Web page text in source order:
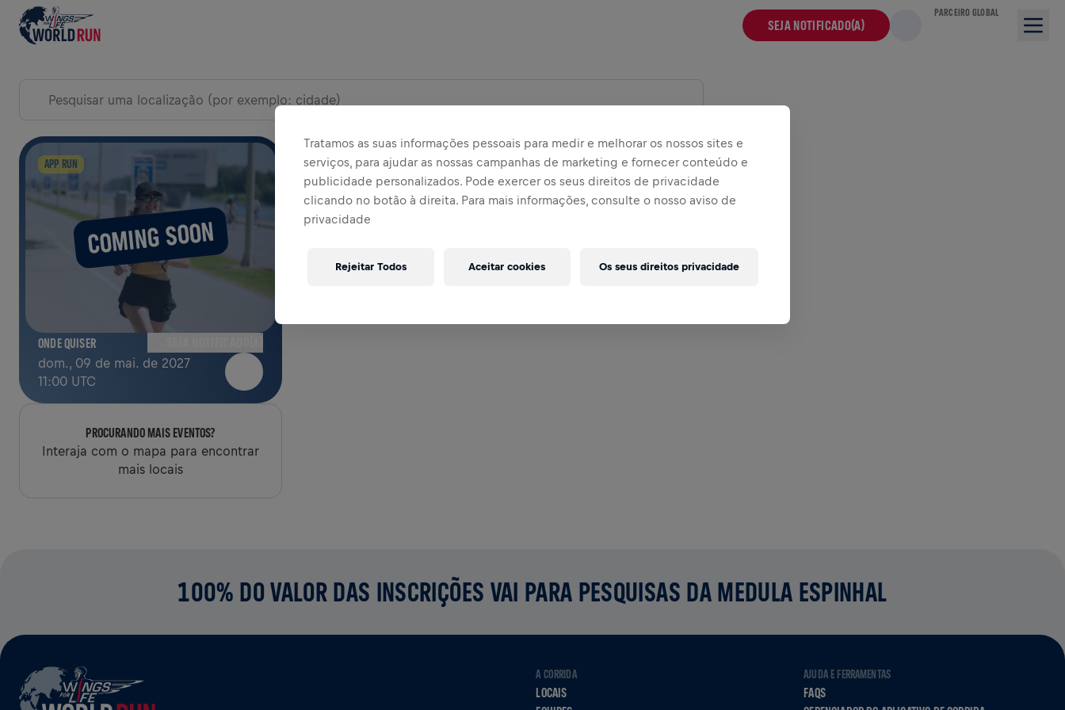
SEJA NOTIFICADO(A)
PARCEIRO GLOBAL
COMING SOON
APP RUN
ONDE QUISER
dom., 09 de mai. de 2027
11:00 UTC
PROCURANDO MAIS EVENTOS?
Interaja com o mapa para encontrar
mais locais
EXPANDIR MAPA
100% DO VALOR DAS INSCRIÇÕES VAI PARA PESQUISAS DA MEDULA ESPINHAL
A CORRIDA
LOCAIS
AJUDA E FERRAMENTAS
FAQS
Tratamos as suas informações pessoais para medir e melhorar os nossos sites e
serviços, para ajudar as nossas campanhas de marketing e fornecer conteúdo e
publicidade personalizados. Pode exercer os seus direitos de privacidade
clicando no botão à direita. Para mais informações, consulte o nosso aviso de
privacidade
Os seus direitos privacidade
Rejeitar Todos Aceitar cookies